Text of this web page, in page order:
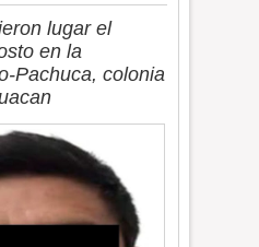
lugar el
en la
Pachuca, colonia